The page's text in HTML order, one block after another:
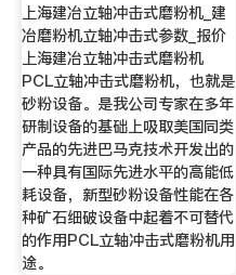
上海建冶立轴冲击式磨粉机_建
冶磨粉机立轴冲击式参数_报价
上海建冶立轴冲击式磨粉机
PCL立轴冲击式磨粉机，也就是
砂粉设备。是我公司专家在多年
研制设备的基础上吸取美国同类
产品的先进巴马克技术开发出的
一种具有国际先进水平的高能低
耗设备，新型砂粉设备性能在各
种矿石细破设备中起着不可替代
的作用PCL立轴冲击式磨粉机用
途。